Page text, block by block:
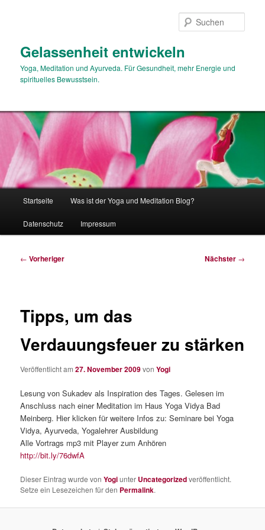
Gelassenheit entwickeln
Yoga, Meditation und Ayurveda. Für Gesundheit, mehr Energie und
spirituelles Bewusstsein.
Startseite Was ist der Yoga und Meditation Blog?
Datenschutz Impressum
Beitragsnavigation
← Vorheriger Nächster →
Tipps, um das
Verdauungsfeuer zu stärken
Veröffentlicht am27. November 2009vonYogi
Lesung von Sukadev als Inspiration des Tages. Gelesen im
Anschluss nach einer Meditation im Haus Yoga Vidya Bad
Meinberg. Hier klicken für weitere Infos zu: Seminare bei Yoga
Vidya, Ayurveda, Yogalehrer Ausbildung
Alle Vortrags mp3 mit Player zum Anhören
http://bit.ly/76dwfA
Dieser Eintrag wurde vonYogiunter Uncategorizedveröffentlicht.
Setze ein Lesezeichen für den Permalink.